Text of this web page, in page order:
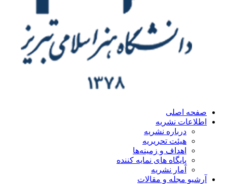
اصلی
نشریه
درباره نشریه
هیئت تحریریه
اهداف و زمینه‌ها
پایگاه های نمایه کننده
آمار نشریه
مجله و مقالات